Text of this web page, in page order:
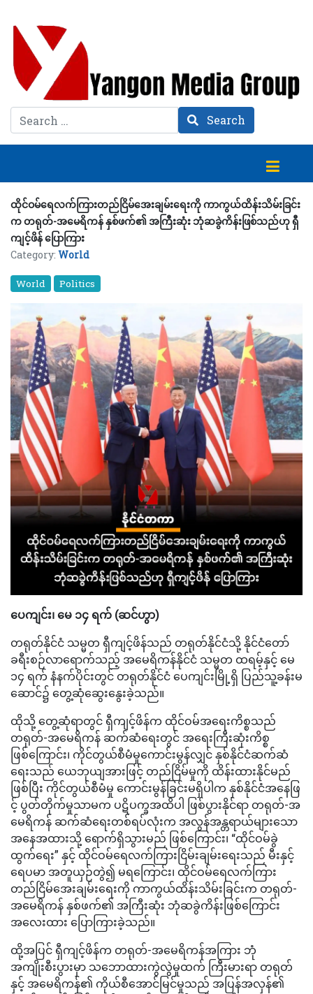
Search Search
ထိုင်ဝမ်ရေလက်ကြားတည်ငြိမ်အေးချမ်းရေးကို ကာကွယ်ထိန်းသိမ်းခြင်း
က တရုတ်-အမေရိကန် နှစ်ဖက်၏ အကြီးဆုံး ဘုံဆခွဲကိန်းဖြစ်သည်ဟု ရှီ
ကျင့်ဖိန် ပြောကြား
Category: World
World Politics
ပေကျင်း၊ မေ ၁၄ ရက် (ဆင်ဟွာ)
တရုတ်နိုင်ငံ သမ္မတ ရှီကျင့်ဖိန်သည် တရုတ်နိုင်ငံသို့ နိုင်ငံတော်
ခရီးစဉ်လာရောက်သည့် အမေရိကန်နိုင်ငံ သမ္မတ ထရမ့်နှင့် မေ
၁၄ ရက် နံနက်ပိုင်းတွင် တရုတ်နိုင်ငံ ပေကျင်းမြို့ရှိ ပြည်သူ့ခန်းမ
ဆောင်၌ တွေ့ဆုံဆွေးနွေးခဲ့သည်။
ထိုသို့ တွေ့ဆုံရာတွင် ရှီကျင့်ဖိန်က ထိုင်ဝမ်အရေးကိစ္စသည်
တရုတ်-အမေရိကန် ဆက်ဆံရေးတွင် အရေးကြီးဆုံးကိစ္စ
ဖြစ်ကြောင်း၊ ကိုင်တွယ်စီမံမှုကောင်းမွန်လျှင် နှစ်နိုင်ငံဆက်ဆံ
ရေးသည် ယေဘုယျအားဖြင့် တည်ငြိမ်မှုကို ထိန်းထားနိုင်မည်
ဖြစ်ပြီး ကိုင်တွယ်စီမံမှု ကောင်းမွန်ခြင်းမရှိပါက နှစ်နိုင်ငံအနေဖြ
င့် ပွတ်တိုက်မှုသာမက ပဋိပက္ခအထိပါ ဖြစ်ပွားနိုင်ရာ တရုတ်-အ
မေရိကန် ဆက်ဆံရေးတစ်ရပ်လုံးက အလွန်အန္တရာယ်များသော
အနေအထားသို့ ရောက်ရှိသွားမည် ဖြစ်ကြောင်း၊ “ထိုင်ဝမ်ခွဲ
ထွက်ရေး” နှင့် ထိုင်ဝမ်ရေလက်ကြားငြိမ်းချမ်းရေးသည် မီးနှင့်
ရေပမာ အတူယှဉ်တွဲ၍ မရကြောင်း၊ ထိုင်ဝမ်ရေလက်ကြား
တည်ငြိမ်အေးချမ်းရေးကို ကာကွယ်ထိန်းသိမ်းခြင်းက တရုတ်-
အမေရိကန် နှစ်ဖက်၏ အကြီးဆုံး ဘုံဆခွဲကိန်းဖြစ်ကြောင်း
အလေးထား ပြောကြားခဲ့သည်။
ထို့အပြင် ရှီကျင့်ဖိန်က တရုတ်-အမေရိကန်အကြား ဘုံ
အကျိုးစီးပွားမှာ သဘောထားကွဲလွဲမှုထက် ကြီးမားရာ တရုတ်
နှင့် အမေရိကန်၏ ကိုယ်စီအောင်မြင်မှုသည် အပြန်အလှန်၏